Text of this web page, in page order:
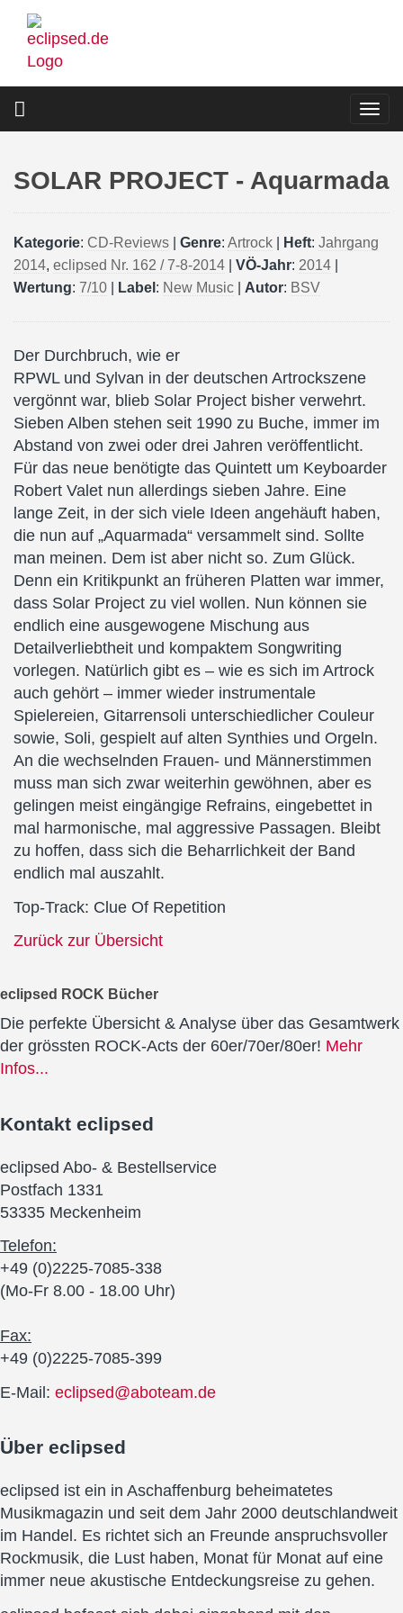
Direkt
zum
Inhalt
SOLAR PROJECT - Aquarmada
Kategorie: CD-Reviews Genre: Artrock Heft: Jahrgang
2014, eclipsed Nr. 162 / 7-8-2014 VÖ-Jahr: 2014
Wertung: 7/10 Label : New Music Autor: BSV
Der Durchbruch, wie er
RPWL und Sylvan in der deutschen Artrockszene
vergönnt war, blieb Solar Project bisher verwehrt.
Sieben Alben stehen seit 1990 zu Buche, immer im
Abstand von zwei oder drei Jahren veröffentlicht.
Für das neue benötigte das Quintett um Keyboarder
Robert Valet nun allerdings sieben Jahre. Eine
lange Zeit, in der sich viele Ideen angehäuft haben,
die nun auf „Aquarmada“ versammelt sind. Sollte
man meinen. Dem ist aber nicht so. Zum Glück.
Denn ein Kritikpunkt an früheren Platten war immer,
dass Solar Project zu viel wollen. Nun können sie
endlich eine ausgewogene Mischung aus
Detailverliebtheit und kompaktem Songwriting
vorlegen. Natürlich gibt es – wie es sich im Artrock
auch gehört – immer wieder instrumentale
Spielereien, Gitarrensoli unterschiedlicher Couleur
sowie, Soli, gespielt auf alten Synthies und Orgeln.
An die wechselnden Frauen- und Männerstimmen
muss man sich zwar weiterhin gewöhnen, aber es
gelingen meist eingängige Refrains, eingebettet in
mal harmonische, mal aggressive Passagen. Bleibt
zu hoffen, dass sich die Beharrlichkeit der Band
endlich mal auszahlt.
Top-Track: Clue Of Repetition
Zurück zur Übersicht
eclipsed ROCK Bücher
Die perfekte Übersicht & Analyse über das Gesamtwerk
der grössten ROCK-Acts der 60er/70er/80er! Mehr
Infos...
Kontakt eclipsed
eclipsed Abo- & Bestellservice
Postfach 1331
53335 Meckenheim
Telefon:
+49 (0)2225-7085-338
(Mo-Fr 8.00 - 18.00 Uhr)
Fax:
+49 (0)2225-7085-399
E-Mail: eclipsed@aboteam.de
Über eclipsed
eclipsed ist ein in Aschaffenburg beheimatetes
Musikmagazin und seit dem Jahr 2000 deutschlandweit
im Handel. Es richtet sich an Freunde anspruchsvoller
Rockmusik, die Lust haben, Monat für Monat auf eine
immer neue akustische Entdeckungsreise zu gehen.